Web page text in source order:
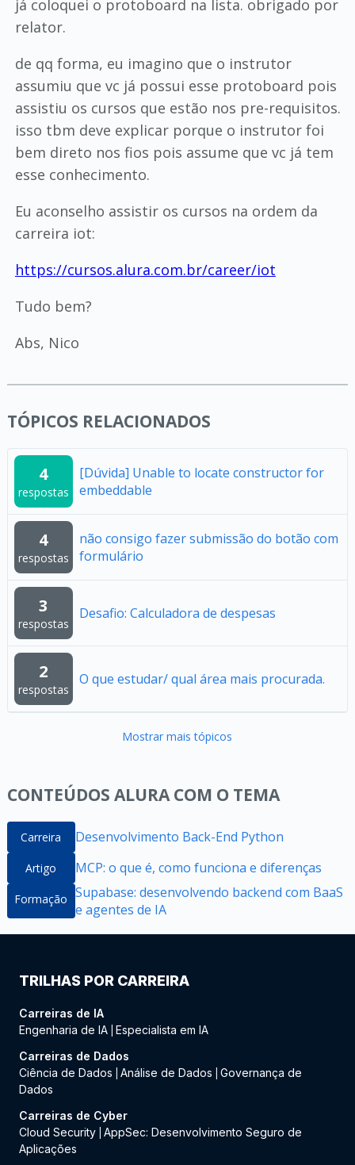
já coloquei o protoboard na lista. obrigado por
relator.
de qq forma, eu imagino que o instrutor
assumiu que vc já possui esse protoboard pois
assistiu os cursos que estão nos pre-requisitos.
isso tbm deve explicar porque o instrutor foi
bem direto nos fios pois assume que vc já tem
esse conhecimento.
Eu aconselho assistir os cursos na ordem da
carreira iot:
https://cursos.alura.com.br/career/iot
Tudo bem?
Abs, Nico
TÓPICOS RELACIONADOS
4
respostas
[Dúvida] Unable to locate constructor for
embeddable
4
respostas
não consigo fazer submissão do botão com
formulário
3
respostas
Desafio: Calculadora de despesas
2
respostas
O que estudar/ qual área mais procurada.
Mostrar mais tópicos
CONTEÚDOS ALURA COM O TEMA
Carreira Desenvolvimento Back-End Python
Artigo MCP: o que é, como funciona e diferenças
Formação Supabase: desenvolvendo backend com BaaS
e agentes de IA
TRILHAS POR CARREIRA
Carreiras de IA
Engenharia de IA Especialista em IA
Carreiras de Dados
Ciência de Dados
Análise de Dados
Governança de
Dados
Carreiras de Cyber
Cloud Security AppSec: Desenvolvimento Seguro de
Aplicações